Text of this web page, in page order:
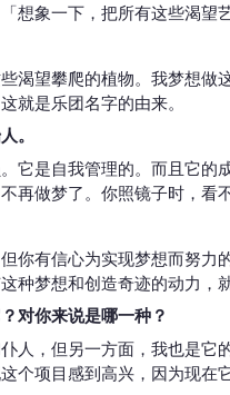
想象一下，把所有这些渴望
渴望攀爬的植物。我梦想
就是乐团名字的由来。
。
它是自我管理的。而且它
再做梦了。你照镜子时，看
你有信心为实现梦想而努
种梦想和创造奇迹的动力，
对你来说是哪一种？
人，但另一方面，我也是它
个项目感到高兴，因为现在